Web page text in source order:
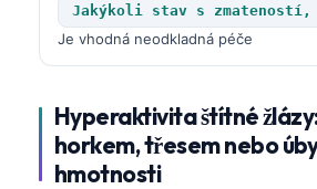
Jakýkoli stav s zmateností,
Je vhodná neodkladná péče
Hyperaktivita štítné
horkem, třesem nebo
hmotnosti